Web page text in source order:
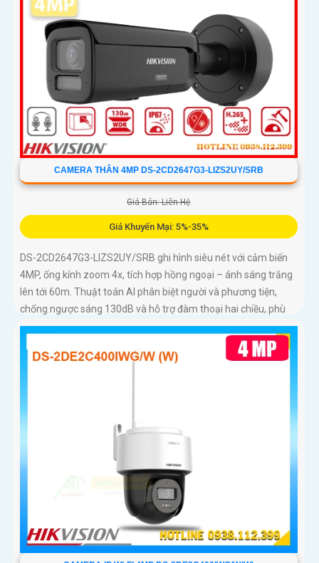
CAMERA THÂN 4MP DS-2CD2647G3-LIZS2UY/SRB
Giá Bán: Liên Hệ
Giá Khuyến Mại: 5%-35%
DS-2CD2647G3-LIZS2UY/SRB ghi hình siêu nét với cảm biến
4MP, ống kính zoom 4x, tích hợp hồng ngoại – ánh sáng trắng
lên tới 60m. Thuật toán AI phân biệt người và phương tiện,
chống ngược sáng 130dB và hỗ trợ đàm thoại hai chiều, phù
hợp giám sát ngoài trời chống nước IP67